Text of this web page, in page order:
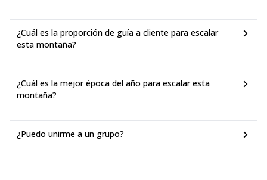
¿Cuál es la proporción de guía a cliente para escalar
esta montaña?
¿Cuál es la mejor época del año para escalar esta
montaña?
¿Puedo unirme a un grupo?